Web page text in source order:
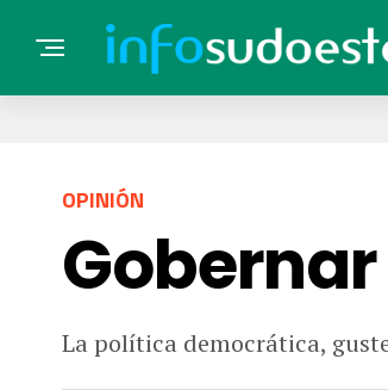
OPINIÓN
La política democrática,